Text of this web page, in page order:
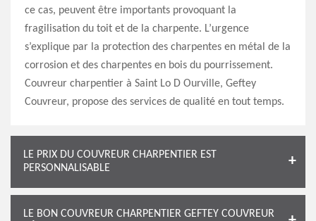
ce cas, peuvent être importants provoquant la
fragilisation du toit et de la charpente. L’urgence
s’explique par la protection des charpentes en métal de la
corrosion et des charpentes en bois du pourrissement.
Couvreur charpentier à Saint Lo D Ourville, Geftey
Couvreur, propose des services de qualité en tout temps.
LE PRIX DU COUVREUR CHARPENTIER EST
PERSONNALISABLE
LE BON COUVREUR CHARPENTIER GEFTEY COUVREUR